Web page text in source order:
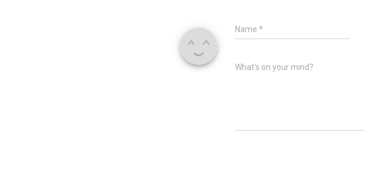
Name *
What's on your mind?